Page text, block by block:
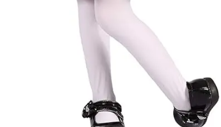
képen több
termék szerepel,
az ár minden
termékre
vonatkozik!
Ár
7590
Ft
Darab